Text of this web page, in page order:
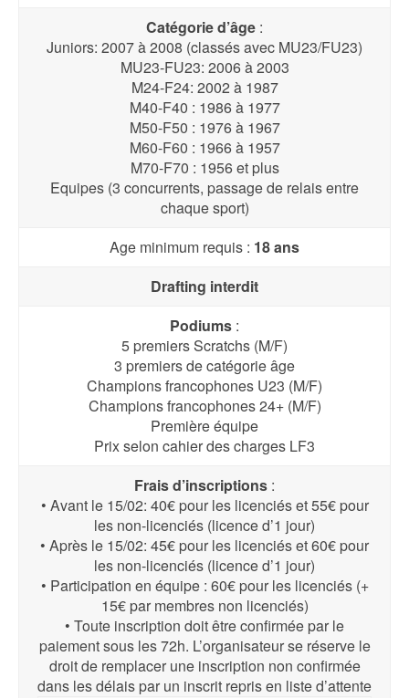
Catégorie d’âge :
Juniors: 2007 à 2008 (classés avec MU23/FU23)
MU23-FU23: 2006 à 2003
M24-F24: 2002 à 1987
M40-F40 : 1986 à 1977
M50-F50 : 1976 à 1967
M60-F60 : 1966 à 1957
M70-F70 : 1956 et plus
Equipes (3 concurrents, passage de relais entre
chaque sport)
Age minimum requis : 18 ans
Drafting interdit
Podiums :
5 premiers Scratchs (M/F)
3 premiers de catégorie âge
Champions francophones U23 (M/F)
Champions francophones 24+ (M/F)
Première équipe
Prix selon cahier des charges LF3
Frais d’inscriptions :
• Avant le 15/02: 40€ pour les licenciés et 55€ pour
les non-licenciés (licence d’1 jour)
• Après le 15/02: 45€ pour les licenciés et 60€ pour
les non-licenciés (licence d’1 jour)
• Participation en équipe : 60€ pour les licenciés (+
15€ par membres non licenciés)
• Toute inscription doit être confirmée par le
paiement sous les 72h. L’organisateur se réserve le
droit de remplacer une inscription non confirmée
dans les délais par un inscrit repris en liste d’attente